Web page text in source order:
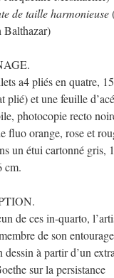
de taille harmonieuse
Balthazar)
a4 pliés en quatre,
plié) et une feuille
photocopie recto
fluo orange, rose et
un étui cartonné gris,
cm.
de ces in-quarto,
de son
dessin à partir d’un
sur la persistance